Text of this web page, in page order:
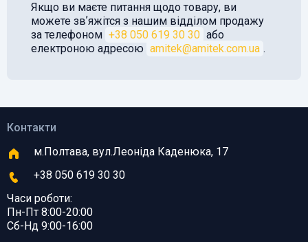
Якщо ви маєте питання щодо товару, ви
можете звʼяжітся з нашим відділом продажу
за телефоном +38 050 619 30 30 або
електроною адресою amitek@amitek.com.ua .
Контакти
м.Полтава, вул.Леоніда Каденюка, 17
+38 050 619 30 30
Часи роботи:
Пн-Пт 8:00-20:00
Сб-Нд 9:00-16:00